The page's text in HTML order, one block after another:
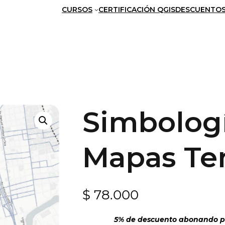
CURSOS CERTIFICACIÓN QGIS
Mapas
$ 78.000
5% de descuento abonando